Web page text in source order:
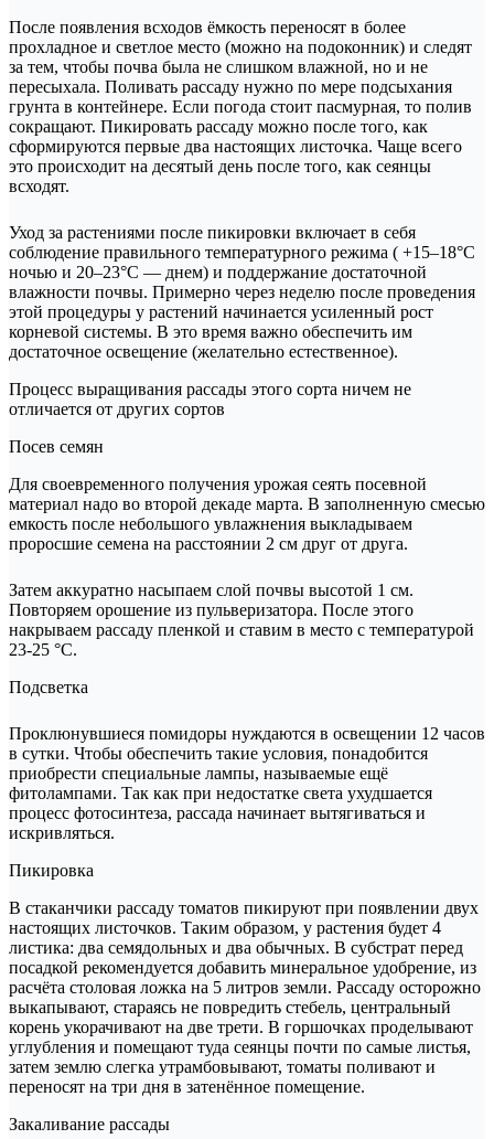
После появления всходов ёмкость переносят в более
прохладное и светлое место (можно на подоконник) и следят
за тем, чтобы почва была не слишком влажной, но и не
пересыхала. Поливать рассаду нужно по мере подсыхания
грунта в контейнере. Если погода стоит пасмурная, то полив
сокращают. Пикировать рассаду можно после того, как
сформируются первые два настоящих листочка. Чаще всего
это происходит на десятый день после того, как сеянцы
всходят.
Уход за растениями после пикировки включает в себя
соблюдение правильного температурного режима ( +15–18°С
ночью и 20–23°С — днем) и поддержание достаточной
влажности почвы. Примерно через неделю после проведения
этой процедуры у растений начинается усиленный рост
корневой системы. В это время важно обеспечить им
достаточное освещение (желательно естественное).
Процесс выращивания рассады этого сорта ничем не
отличается от других сортов
Посев семян
Для своевременного получения урожая сеять посевной
материал надо во второй декаде марта. В заполненную смесью
емкость после небольшого увлажнения выкладываем
проросшие семена на расстоянии 2 см друг от друга.
Затем аккуратно насыпаем слой почвы высотой 1 см.
Повторяем орошение из пульверизатора. После этого
накрываем рассаду пленкой и ставим в место с температурой
23-25 °C.
Подсветка
Проклюнувшиеся помидоры нуждаются в освещении 12 часов
в сутки. Чтобы обеспечить такие условия, понадобится
приобрести специальные лампы, называемые ещё
фитолампами. Так как при недостатке света ухудшается
процесс фотосинтеза, рассада начинает вытягиваться и
искривляться.
Пикировка
В стаканчики рассаду томатов пикируют при появлении двух
настоящих листочков. Таким образом, у растения будет 4
листика: два семядольных и два обычных. В субстрат перед
посадкой рекомендуется добавить минеральное удобрение, из
расчёта столовая ложка на 5 литров земли. Рассаду осторожно
выкапывают, стараясь не повредить стебель, центральный
корень укорачивают на две трети. В горшочках проделывают
углубления и помещают туда сеянцы почти по самые листья,
затем землю слегка утрамбовывают, томаты поливают и
переносят на три дня в затенённое помещение.
Закаливание рассады